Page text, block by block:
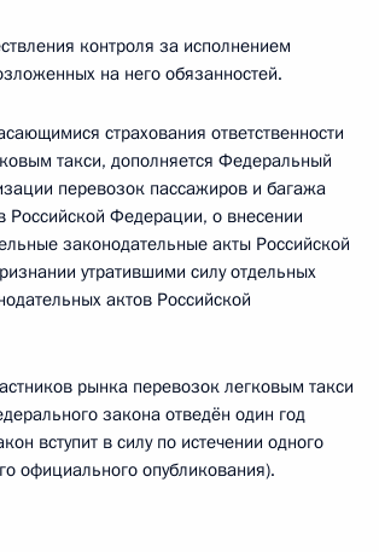
контроля за исполнением
на него обязанностей.
страхования ответственности
такси, дополняется Федеральный
перевозок пассажиров и багажа
Российской Федерации, о внесении
законодательные акты Российской
утратившими силу отдельных
актов Российской
рынка перевозок легковым такси
закона отведён один год
вступит в силу по истечении одного
официального опубликования).